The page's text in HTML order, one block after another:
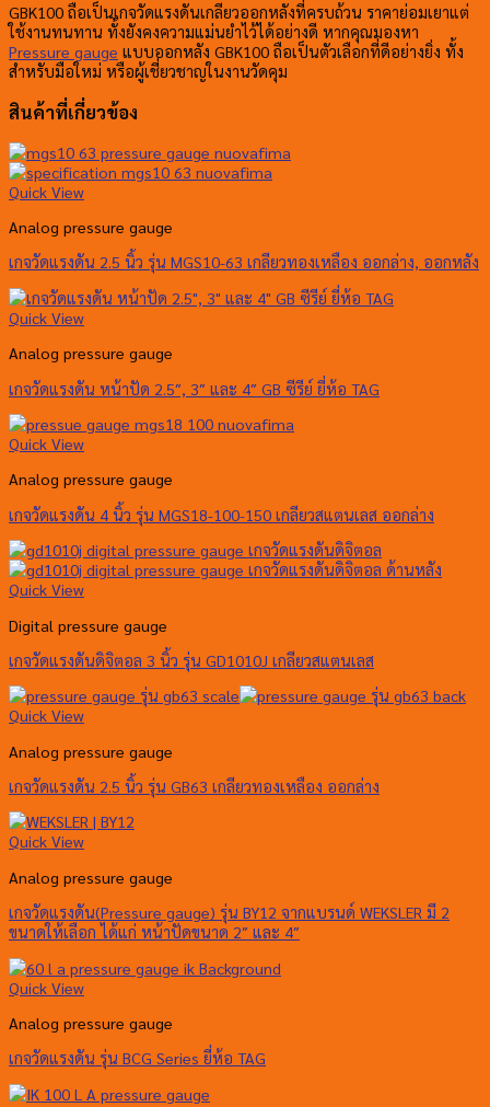
GBK100 ถือเป็นเกจวัดแรงดันเกลียวออกหลังที่ครบถ้วน ราคาย่อมเยาแต่
ใช้งานทนทาน ทั้งยังคงความแม่นยำไว้ได้อย่างดี หากคุณมองหา
Pressure gauge แบบออกหลัง GBK100 ถือเป็นตัวเลือกที่ดีอย่างยิ่ง ทั้ง
สำหรับมือใหม่ หรือผู้เชี่ยวชาญในงานวัดคุม
สินค้าที่เกี่ยวข้อง
Quick View
Analog pressure gauge
เกจวัดแรงดัน 2.5 นิ้ว รุ่น MGS10-63 เกลียวทองเหลือง ออกล่าง, ออกหลัง
Quick View
Analog pressure gauge
เกจวัดแรงดัน หน้าปัด 2.5″, 3″ และ 4″ GB ซีรีย์ ยี่ห้อ TAG
Quick View
Analog pressure gauge
เกจวัดแรงดัน 4 นิ้ว รุ่น MGS18-100-150 เกลียวสแตนเลส ออกล่าง
Quick View
Digital pressure gauge
เกจวัดแรงดันดิจิตอล 3 นิ้ว รุ่น GD1010J เกลียวสแตนเลส
Quick View
Analog pressure gauge
เกจวัดแรงดัน 2.5 นิ้ว รุ่น GB63 เกลียวทองเหลือง ออกล่าง
Quick View
Analog pressure gauge
เกจวัดแรงดัน(Pressure gauge) รุ่น BY12 จากแบรนด์ WEKSLER มี 2
ขนาดให้เลือก ได้แก่ หน้าปัดขนาด 2″ และ 4″
Quick View
Analog pressure gauge
เกจวัดแรงดัน รุ่น BCG Series ยี่ห้อ TAG